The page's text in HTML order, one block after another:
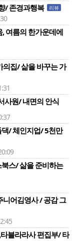
/ 존경과행복 리뷰
여름의 한가운데에
집/ 삶을 바꾸는 가
사원/ 내면의 안식
/ 체인지업/ 5천만
스/ 삶을 준비하는
어김영사 / 공감 그
블라라사 편집부/ 타